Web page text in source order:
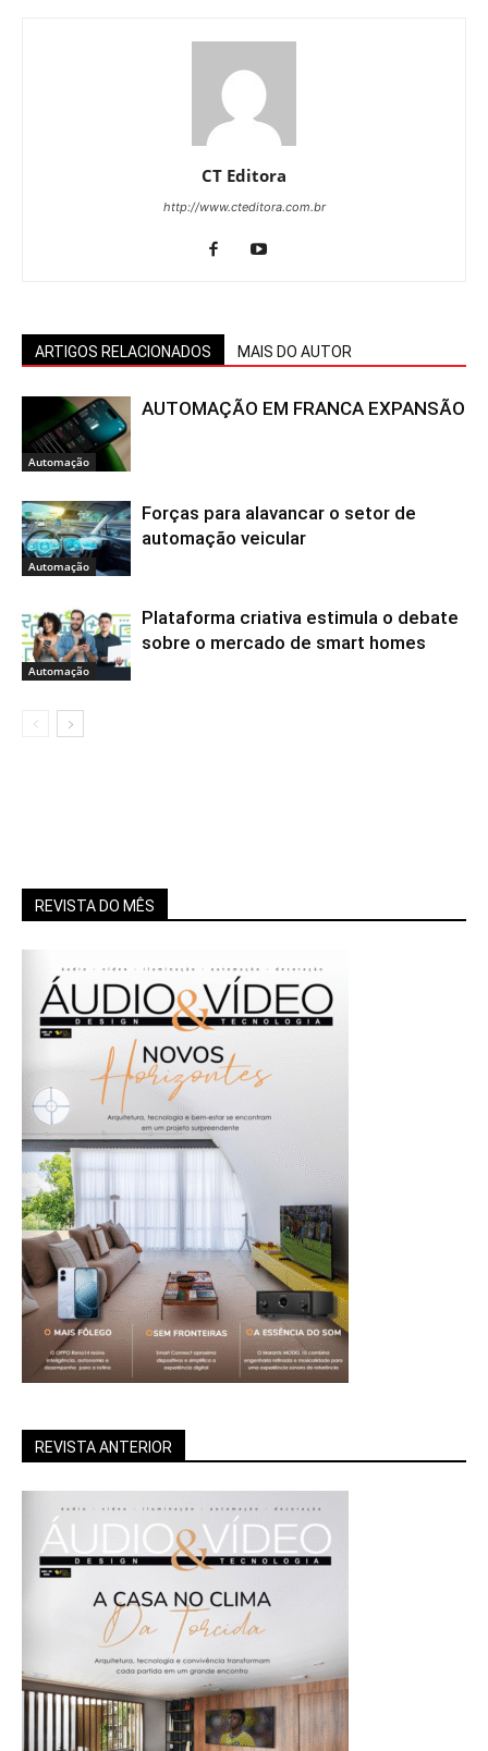
CT Editora
http://www.cteditora.com.br
ARTIGOS RELACIONADOS MAIS DO AUTOR
Automação
AUTOMAÇÃO EM FRANCA EXPANSÃO
Automação
Forças para alavancar o setor de
automação veicular
Automação
Plataforma criativa estimula o debate
sobre o mercado de smart homes
REVISTA DO MÊS
REVISTA ANTERIOR